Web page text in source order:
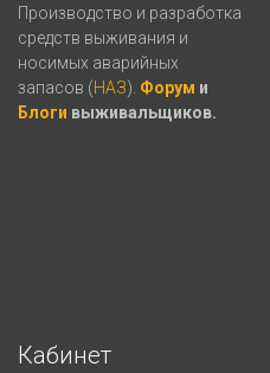
Производство и разработка
средств выживания и
носимых аварийных
запасов (НАЗ). Форум и
Блоги выживальщиков.
Кабинет